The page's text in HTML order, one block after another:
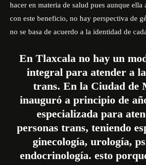
hacer en materia de salud pues aunque ella
con este beneficio, no hay perspectiva de
no se basa de acuerdo a la identidad de
En Tlaxcala no hay un
integral para atender a
trans. En la Ciudad de
inauguró a principio de
especializada para
personas trans, teniendo
ginecología, urología,
endocrinología. esto